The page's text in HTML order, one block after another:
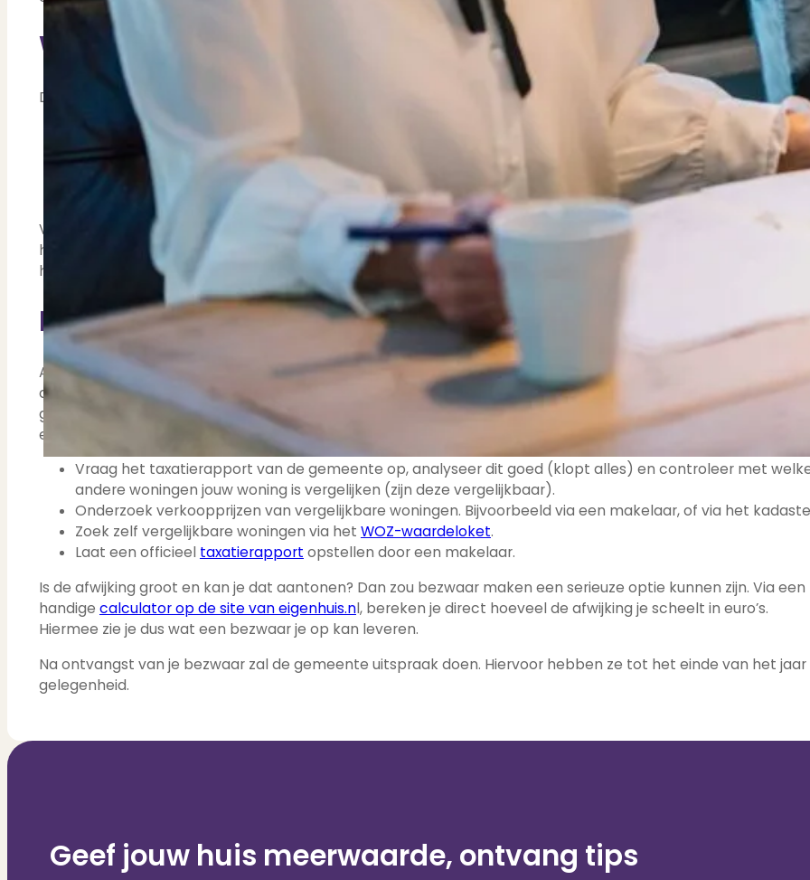
Waarvoor wordt de WOZ-waarde gebruikt?
De WOZ-waarde is belangrijk, omdat het voor diverse zaken wordt gebruikt, zoals:
Gemeentelijke belastingen: o.a. onroerendzaakbelasting en afvalstoffenheffing.
Inkomstenbelasting.
Bij de aan- en verkoop van een woning.
Hypotheekrente.
Voor de gemeentelijke belastingen is een hogere WOZ-waarde ongunstig, maar het kan ook betekenen dat
hypotheekrente omlaag kan. Een hogere WOZ-waarde betekent immers minder risico voor de
hypotheekverstrekker.
Niet eens met de WOZ-waarde?
Als je het niet eens bent met de WOZ-waarde van de gemeente, dan moet je binnen 6 weken bezwaar
conform de procedure die je op de WOZ-beschikking vindt. Je kunt zelf bezwaar maken, of hiervoor een
gespecialiseerd bureau inschakelen. Een bezwaar moet in ieder geval altijd worden onderbouwd. Je kunt zelf
een aantal stappen ondernemen om de WOZ-waarde te controleren:
Vraag het taxatierapport van de gemeente op, analyseer dit goed (klopt alles) en controleer met
andere woningen jouw woning is vergelijken (zijn deze vergelijkbaar).
Onderzoek verkoopprijzen van vergelijkbare woningen. Bijvoorbeeld via een makelaar, of via het
Zoek zelf vergelijkbare woningen via het WOZ-waardeloket.
Laat een officieel taxatierapport opstellen door een makelaar.
Is de afwijking groot en kan je dat aantonen? Dan zou bezwaar maken een serieuze optie kunnen zijn. Via een
handige calculator op de site van eigenhuis.nl, bereken je direct hoeveel de afwijking je scheelt in euro’s.
Hiermee zie je dus wat een bezwaar je op kan leveren.
Na ontvangst van je bezwaar zal de gemeente uitspraak doen. Hiervoor hebben ze tot het einde van het jaar
gelegenheid.
Geef jouw huis meerwaarde, ontvang tips